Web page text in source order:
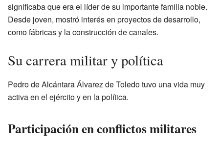
significaba que era el líder de su importante familia noble.
Desde joven, mostró interés en proyectos de desarrollo,
como fábricas y la construcción de canales.
Su carrera militar y política
Pedro de Alcántara Álvarez de Toledo tuvo una vida muy
activa en el ejército y en la política.
Participación en conflictos militares